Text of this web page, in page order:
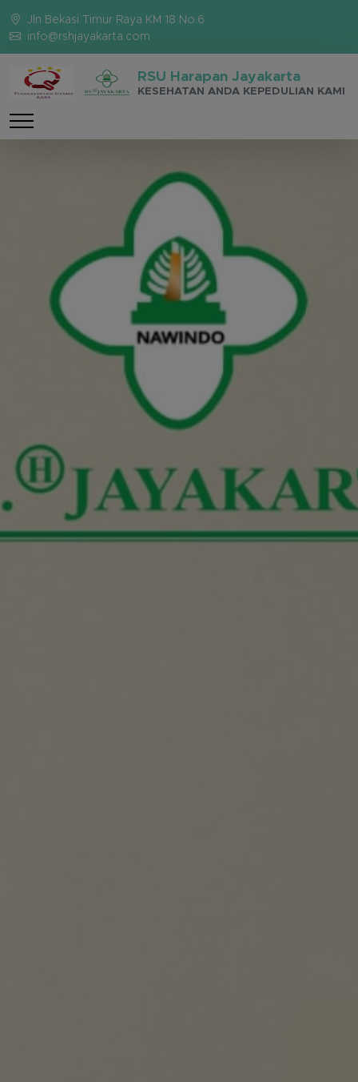
Jln Bekasi Timur Raya KM 18 No.6
info@rshjayakarta.com
RSU Harapan Jayakarta
KESEHATAN ANDA KEPEDULIAN KAMI